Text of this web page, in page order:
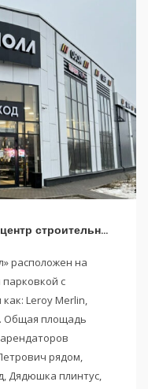
В Туле открылся крупнейший центр строительных и интерьерных решений «Строй Молл»
расположен на
с
Leroy Merlin,
Общая площадь
рядом,
Дядюшка плинтус,